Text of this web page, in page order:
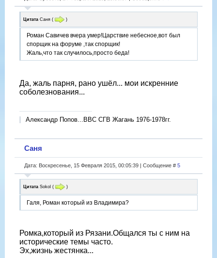
Цитата Саня ( )
Роман Савичев вчера умер!Царствие небесное,вот был
спорщик на форуме ,так спорщик!
Жаль,что так случилось,просто беда!
Да, жаль парня, рано ушёл... мои искренние
соболезнования...
Александр Попов...ВВС СГВ Жагань 1976-1978гг.
Саня
Дата: Воскресенье, 15 Февраля 2015, 00:05:39 | Сообщение # 5
Цитата Sokol ( )
Галя, Роман который из Владимира?
Ромка,который из Рязани.Общался ты с ним на
исторические темы часто.
Эх,жизнь жестянка...